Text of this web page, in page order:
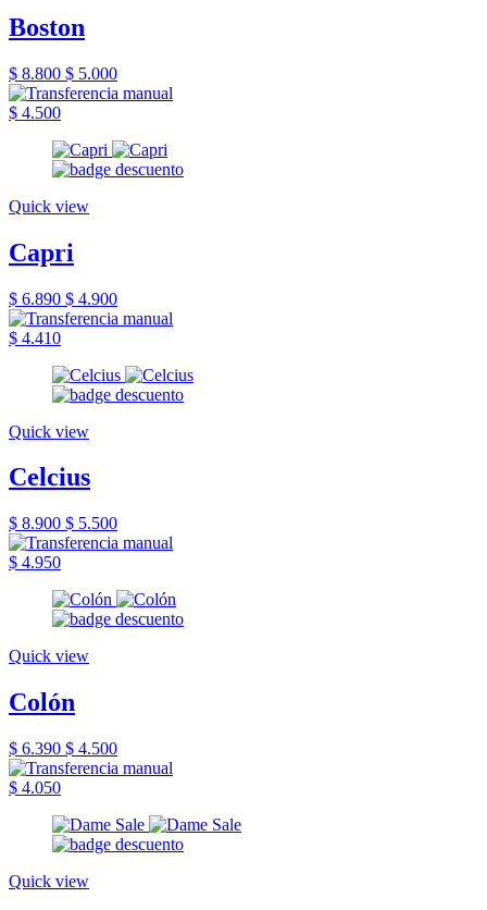
Boston
$ 8.800 $ 5.000
$ 4.500
Quick view
Capri
$ 6.890 $ 4.900
$ 4.410
Quick view
Celcius
$ 8.900 $ 5.500
$ 4.950
Quick view
Colón
$ 6.390 $ 4.500
$ 4.050
Quick view